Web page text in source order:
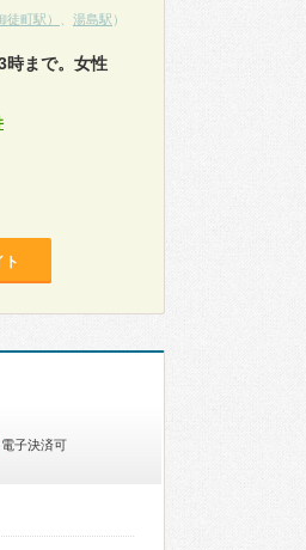
町駅） 湯島駅 ）
時まで。女性
電子決済可